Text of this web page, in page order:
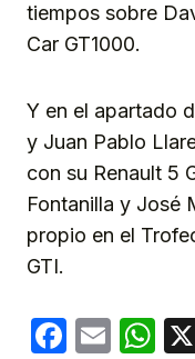
tiempos sobre
Car GT1000.
Y en el apartado
y Juan Pablo
con su Renault 5
Fontanilla y José
propio en el
GTI.
Email